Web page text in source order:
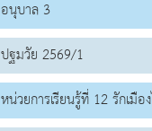
อนุบาล 3
ปฐมวัย 2569/1
หน่วยการเรียนรู้ที่ 12 รักเมือ